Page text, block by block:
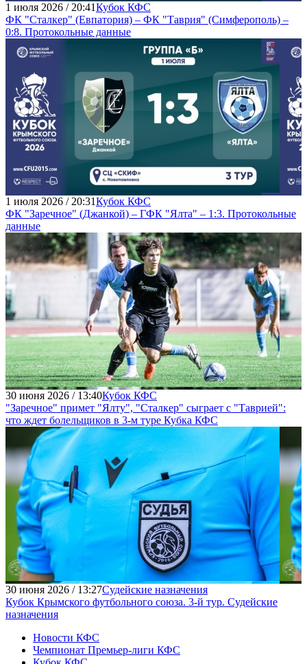
1 июля 2026 / 20:41Кубок КФС
ФК "Сталкер" (Евпатория) – ФК "Таврия" (Симферополь) –
0:8. Протокольные данные
1 июля 2026 / 20:31Кубок КФС
ФК "Заречное" (Джанкой) – ГФК "Ялта" – 1:3. Протокольные
данные
30 июня 2026 / 13:40Кубок КФС
"Заречное" примет "Ялту", "Сталкер" сыграет с "Таврией":
что ждет болельщиков в 3-м туре Кубка КФС
30 июня 2026 / 13:27Судейские назначения
Кубок Крымского футбольного союза. 3-й тур. Судейские
назначения
Новости КФС
Чемпионат Премьер-лиги КФС